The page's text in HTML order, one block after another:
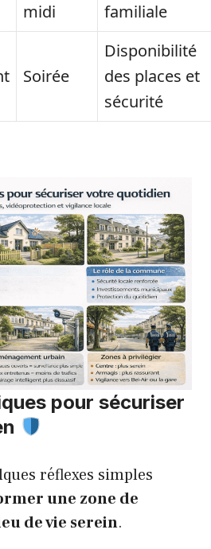
midi
familiale
Soirée
Disponibilité
des places et
sécurité
pour sécuriser
réflexes simples
une zone de
de vie serein.